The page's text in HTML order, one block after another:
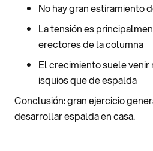
No hay gran estiramiento
La tensión es
erectores de la columna
El crecimiento suele venir
isquios que de espalda
Conclusión: gran ejercicio
desarrollar espalda en casa.